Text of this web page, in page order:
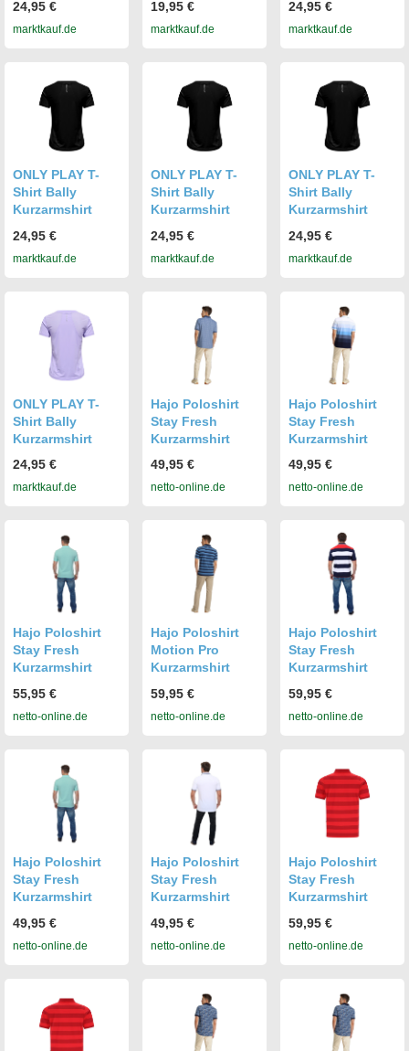
24,95 €
marktkauf.de
19,95 €
marktkauf.de
24,95 €
marktkauf.de
ONLY PLAY T-
Shirt Bally
Kurzarmshirt
24,95 €
marktkauf.de
ONLY PLAY T-
Shirt Bally
Kurzarmshirt
24,95 €
marktkauf.de
ONLY PLAY T-
Shirt Bally
Kurzarmshirt
24,95 €
marktkauf.de
ONLY PLAY T-
Shirt Bally
Kurzarmshirt
24,95 €
marktkauf.de
Hajo Poloshirt
Stay Fresh
Kurzarmshirt
49,95 €
netto-online.de
Hajo Poloshirt
Stay Fresh
Kurzarmshirt
49,95 €
netto-online.de
Hajo Poloshirt
Stay Fresh
Kurzarmshirt
55,95 €
netto-online.de
Hajo Poloshirt
Motion Pro
Kurzarmshirt
59,95 €
netto-online.de
Hajo Poloshirt
Stay Fresh
Kurzarmshirt
59,95 €
netto-online.de
Hajo Poloshirt
Stay Fresh
Kurzarmshirt
49,95 €
netto-online.de
Hajo Poloshirt
Stay Fresh
Kurzarmshirt
49,95 €
netto-online.de
Hajo Poloshirt
Stay Fresh
Kurzarmshirt
59,95 €
netto-online.de